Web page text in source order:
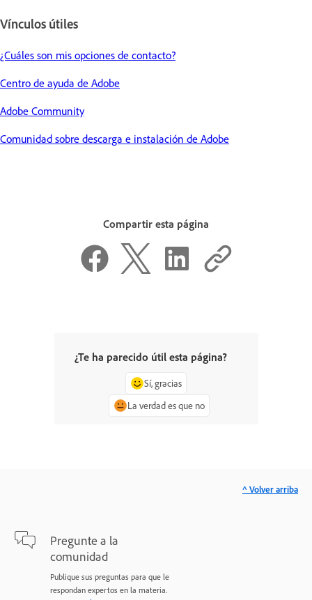
Vínculos útiles
¿Cuáles son mis opciones de contacto?
Centro de ayuda de Adobe
Adobe Community
Comunidad sobre descarga e instalación de Adobe
Compartir esta página
¿Te ha parecido útil esta página?
Sí, gracias
La verdad es que no
Pregunte a la
comunidad
Publique sus preguntas para que le
respondan expertos en la materia.
^ Volver arriba